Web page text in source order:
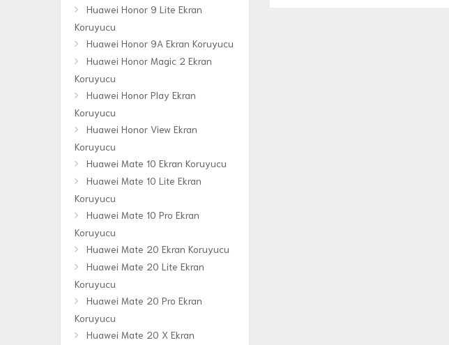
Huawei Honor 9 Lite Ekran
Koruyucu
Huawei Honor 9A Ekran Koruyucu
Huawei Honor Magic 2 Ekran
Koruyucu
Huawei Honor Play Ekran
Koruyucu
Huawei Honor View Ekran
Koruyucu
Huawei Mate 10 Ekran Koruyucu
Huawei Mate 10 Lite Ekran
Koruyucu
Huawei Mate 10 Pro Ekran
Koruyucu
Huawei Mate 20 Ekran Koruyucu
Huawei Mate 20 Lite Ekran
Koruyucu
Huawei Mate 20 Pro Ekran
Koruyucu
Huawei Mate 20 X Ekran